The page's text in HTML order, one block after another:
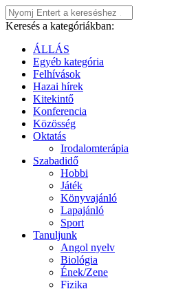
Keresés a kategóriákban:
ÁLLÁS
Egyéb kategória
Felhívások
Hazai hírek
Kitekintő
Konferencia
Közösség
Oktatás
Irodalomterápia
Szabadidő
Hobbi
Játék
Könyvajánló
Lapajánló
Sport
Tanuljunk
Angol nyelv
Biológia
Ének/Zene
Fizika